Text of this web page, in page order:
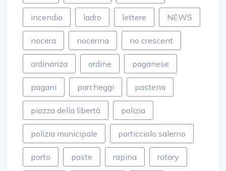
incendio ladro lettere NEWS
nocera nocerina no crescent
ordinanza ordine paganese
pagani parcheggi pastena
piazza della libertà polizia
polizia municipale porticciolo salerno
porto poste rapina rotary